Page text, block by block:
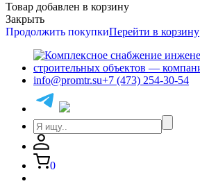
Товар добавлен в корзину
Закрыть
Продолжить покупкиПерейти в корзину
info@promtr.su+7 (473) 254-30-54
0